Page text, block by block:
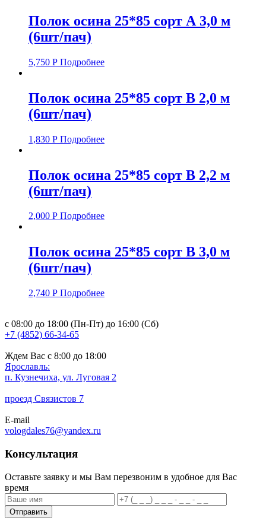
Полок осина 25*85 сорт А 3,0 м
(6шт/пач)
5,750 Р Подробнее
Полок осина 25*85 сорт В 2,0 м
(6шт/пач)
1,830 Р Подробнее
Полок осина 25*85 сорт В 2,2 м
(6шт/пач)
2,000 Р Подробнее
Полок осина 25*85 сорт В 3,0 м
(6шт/пач)
2,740 Р Подробнее
с 08:00 до 18:00 (Пн-Пт) до 16:00 (Сб)
+7 (4852) 66-34-65
Ждем Вас с 8:00 до 18:00
Ярославль:
п. Кузнечиха, ул. Луговая 2
проезд Связистов 7
E-mail
vologdales76@yandex.ru
Консультация
Оставьте заявку и мы Вам перезвоним в удобное для Вас
время